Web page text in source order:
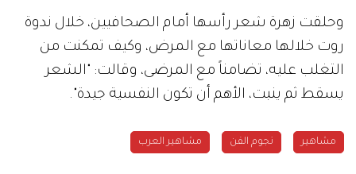
وحلقت زهرة شعر رأسها أمام الصحافيين، خلال ندوة
روت خلالها معاناتها مع المرض، وكيف تمكنت من
التغلب عليه، تضامناً مع المرضى، وقالت: "الشعر
يسقط ثم ينبت، الأهم أن تكون النفسية جيدة".
مشاهير نجوم الفن مشاهير العرب